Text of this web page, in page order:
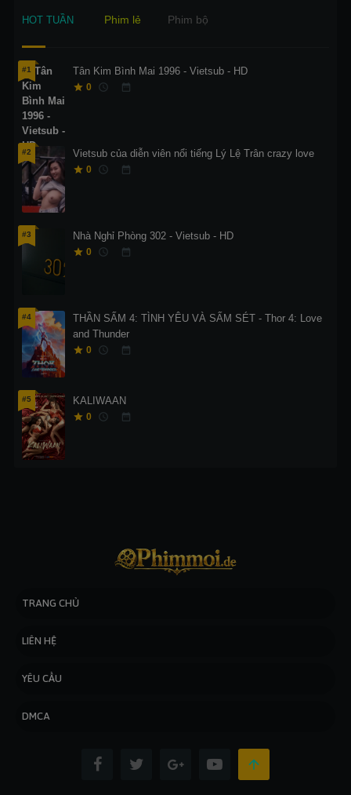
HOT TUẦN Phim lẻ Phim bộ
#1 Tân Kim Bình Mai 1996 - Vietsub - HD
0
#2 Vietsub của diễn viên nổi tiếng Lý Lệ Trân crazy love
0
#3 Nhà Nghỉ Phòng 302 - Vietsub - HD
0
#4
THẦN SẤM 4: TÌNH YÊU VÀ SẤM SÉT - Thor 4: Love
and Thunder
0
#5 KALIWAAN
0
TRANG CHỦ
LIÊN HỆ
YÊU CẦU
DMCA